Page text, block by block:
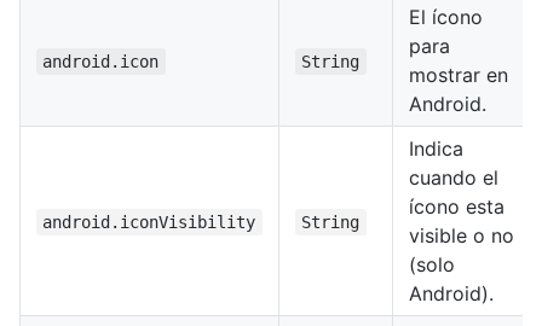
android.icon String
El ícono
para
mostrar en
Android.
android.iconVisibility String
Indica
cuando el
ícono esta
visible o no
(solo
Android).